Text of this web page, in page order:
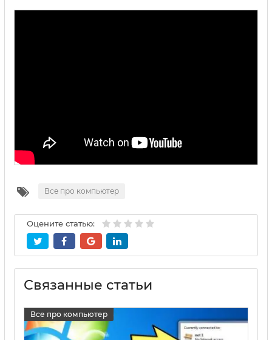
Все про компьютер
Оцените статью:
Связанные статьи
Все про компьютер